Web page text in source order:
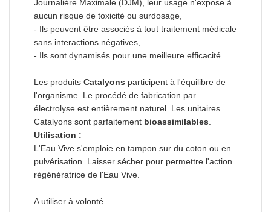
Journalière Maximale (DJM), leur usage n'expose à
aucun risque de toxicité ou surdosage,
- Ils peuvent être associés à tout traitement médicale
sans interactions négatives,
- Ils sont dynamisés pour une meilleure efficacité.
Les produits Catalyons participent à l'équilibre de
l'organisme. Le procédé de fabrication par
électrolyse est entièrement naturel. Les unitaires
Catalyons sont parfaitement bioassimilables
Utilisation :
L'Eau Vive s'emploie en tampon sur du coton ou en
pulvérisation. Laisser sécher pour permettre l'action
régénératrice de l'Eau Vive.
A utiliser à volonté